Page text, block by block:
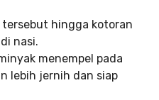
tersebut hingga kotoran
nasi.
menempel pada
lebih jernih dan siap